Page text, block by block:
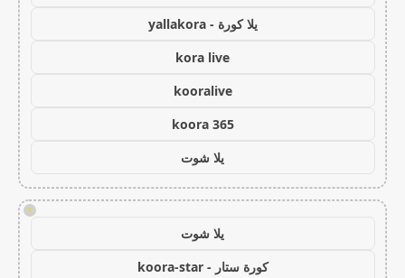
يلا كورة - yallakora
kora live
kooralive
koora 365
يلا شوت
!
يلا شوت
كورة ستار - koora-star